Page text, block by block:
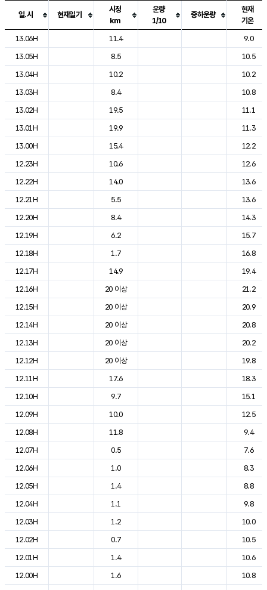
도시별 기상실황표로 지점, 날씨, 기온, 강수, 바람, 기압등을 안내한 표입
일.시 현재일기
시정
km
운량
1/10
중하운량
현재
기온
13.06H
11.4
9.0
13.05H
8.5
10.5
13.04H
10.2
10.2
13.03H
8.4
10.8
13.02H
19.5
11.1
13.01H
19.9
11.3
13.00H
15.4
12.2
12.23H
10.6
12.6
12.22H
14.0
13.6
12.21H
5.5
13.6
12.20H
8.4
14.3
12.19H
6.2
15.7
12.18H
1.7
16.8
12.17H
14.9
19.4
12.16H
20 이상
21.2
12.15H
20 이상
20.9
12.14H
20 이상
20.8
12.13H
20 이상
20.2
12.12H
20 이상
19.8
12.11H
17.6
18.3
12.10H
9.7
15.1
12.09H
10.0
12.5
12.08H
11.8
9.4
12.07H
0.5
7.6
12.06H
1.0
8.3
12.05H
1.4
8.8
12.04H
1.1
9.8
12.03H
1.2
10.0
12.02H
0.7
10.5
12.01H
1.4
10.6
12.00H
1.6
10.8